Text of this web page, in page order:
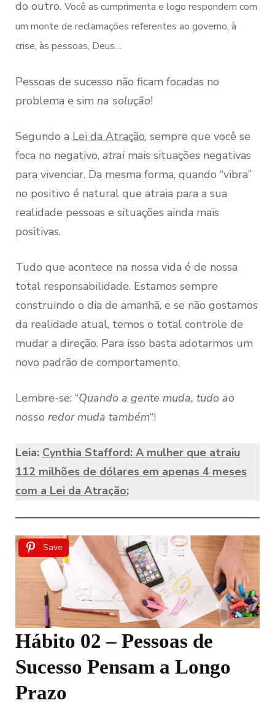
do outro. Você as cumprimenta e logo respondem com
um monte de reclamações referentes ao governo, à
crise, às pessoas, Deus…
Pessoas de sucesso não ficam focadas no
problema e sim na solução!
Segundo a Lei da Atração, sempre que você se
foca no negativo, atraimais situações negativas
para vivenciar. Da mesma forma, quando “vibra”
no positivo é natural que atraia para a sua
realidade pessoas e situações ainda mais
positivas.
Tudo que acontece na nossa vida é de nossa
total responsabilidade. Estamos sempre
construindo o dia de amanhã, e se não gostamos
da realidade atual, temos o total controle de
mudar a direção. Para isso basta adotarmos um
novo padrão de comportamento.
Lembre-se: “Quando a gente muda, tudo ao
nosso redor muda também“!
Leia: Cynthia Stafford: A mulher que atraiu
112 milhões de dólares em apenas 4 meses
com a Lei da Atração;
Save
Hábito 02 – Pessoas de
Sucesso Pensam a Longo
Prazo